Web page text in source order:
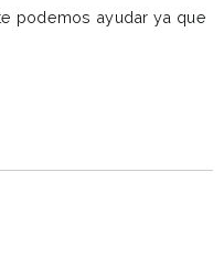
podemos ayudar ya que